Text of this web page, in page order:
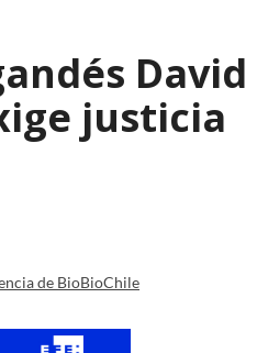
justicia
de BioBioChile